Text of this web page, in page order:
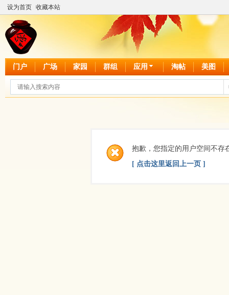
设为首页 收藏本站
门户 广场 家园 群组 应用 淘帖 美图
抱歉，您指定的用户空间不存
[ 点击这里返回上一页 ]